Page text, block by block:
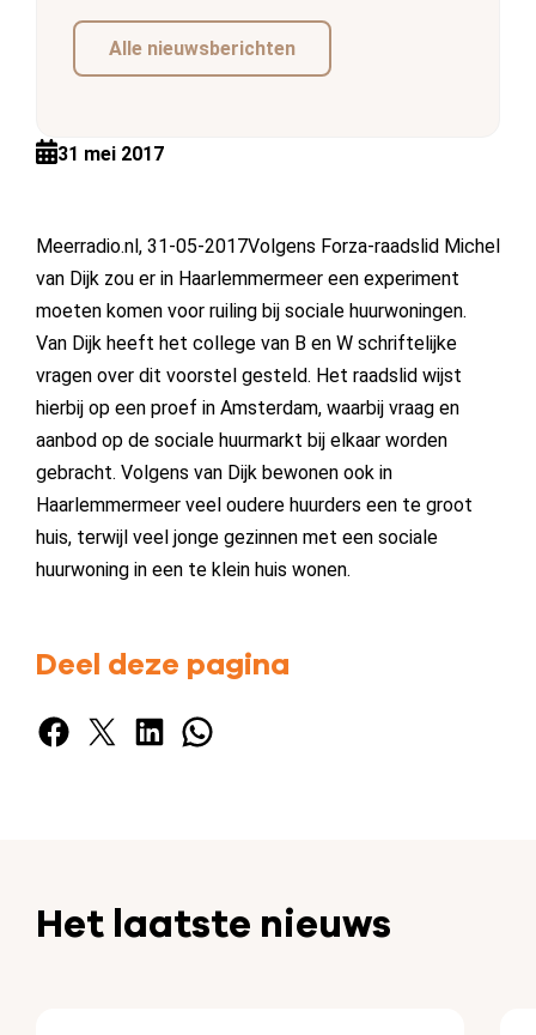
Alle nieuwsberichten
31 mei 2017
Meerradio.nl, 31-05-2017Volgens Forza-raadslid Michel
van Dijk zou er in Haarlemmermeer een experiment
moeten komen voor ruiling bij sociale huurwoningen.
Van Dijk heeft het college van B en W schriftelijke
vragen over dit voorstel gesteld. Het raadslid wijst
hierbij op een proef in Amsterdam, waarbij vraag en
aanbod op de sociale huurmarkt bij elkaar worden
gebracht. Volgens van Dijk bewonen ook in
Haarlemmermeer veel oudere huurders een te groot
huis, terwijl veel jonge gezinnen met een sociale
huurwoning in een te klein huis wonen.
Deel deze pagina
Facebook X LinkedIn WhatsApp
Het laatste nieuws